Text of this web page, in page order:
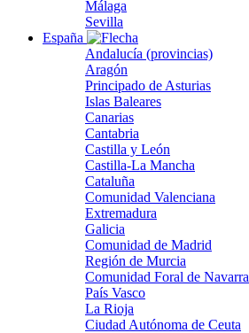
Málaga
Sevilla
España
Andalucía (provincias)
Aragón
Principado de Asturias
Islas Baleares
Canarias
Cantabria
Castilla y León
Castilla-La Mancha
Cataluña
Comunidad Valenciana
Extremadura
Galicia
Comunidad de Madrid
Región de Murcia
Comunidad Foral de Navarra
País Vasco
La Rioja
Ciudad Autónoma de Ceuta